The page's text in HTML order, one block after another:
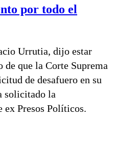
por todo el
Urrutia, dijo estar
de que la Corte Suprema
de desafuero en su
solicitado la
ex Presos Políticos.